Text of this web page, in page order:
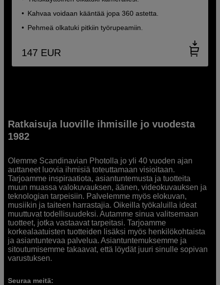
Kahvaa voidaan kääntää jopa 360 astetta.
Pehmeä olkatuki pitkiin työrupeamiin.
147 EUR
Ratkaisuja luoville ihmisille jo vuodesta
1982
Olemme Scandinavian Photolla jo yli 40 vuoden ajan
auttaneet luovia ihmisiä toteuttamaan visioitaan.
Tarjoamme inspiraatiota, asiantuntemusta ja tuotteita
muun muassa valokuvauksen, äänen, videokuvauksen ja
teknologian tarpeisiin. Palvelemme myös elokuvan,
musiikin ja taiteen harrastajia. Oikeilla työkaluilla ideat
muuttuvat todellisuudeksi. Autamme sinua valitsemaan
tuotteet, jotka vastaavat tarpeitasi. Tarjoamme
korkealaatuisten tuotteiden lisäksi myös henkilökohtaista
ja asiantuntevaa palvelua. Asiantuntemuksemme ja
sitoutumisemme takaavat, että löydät juuri sinulle sopivan
varustuksen.
Seuraa meitä: